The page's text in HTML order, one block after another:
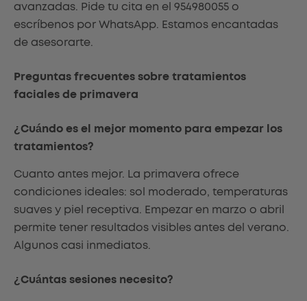
avanzadas. Pide tu cita en el 954980055 o
escríbenos por WhatsApp. Estamos encantadas
de asesorarte.
Preguntas frecuentes sobre tratamientos
faciales de primavera
¿Cuándo es el mejor momento para empezar los
tratamientos?
Cuanto antes mejor. La primavera ofrece
condiciones ideales: sol moderado, temperaturas
suaves y piel receptiva. Empezar en marzo o abril
permite tener resultados visibles antes del verano.
Algunos casi inmediatos.
¿Cuántas sesiones necesito?